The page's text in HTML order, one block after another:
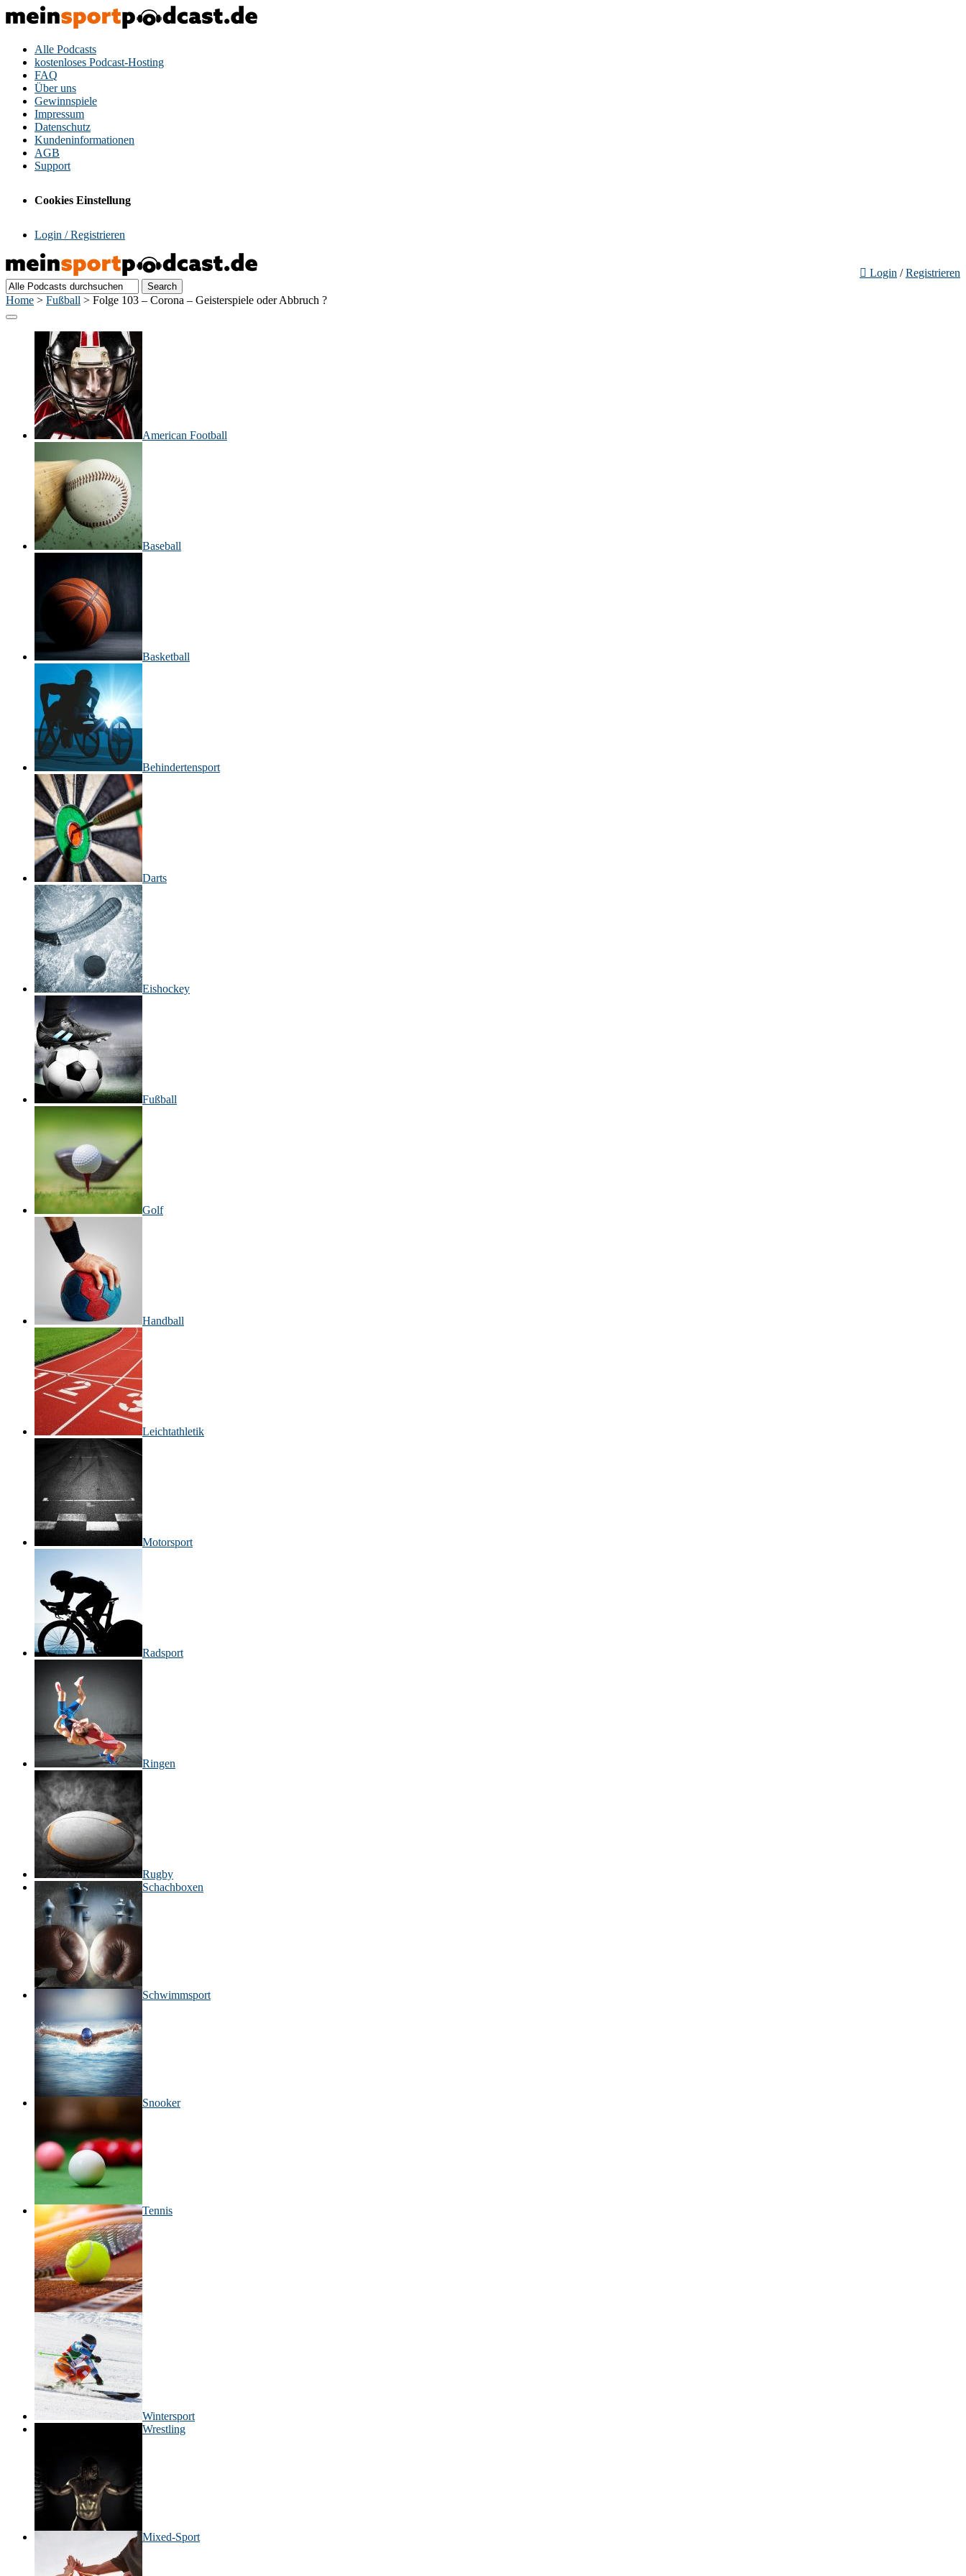
Alle Podcasts
kostenloses Podcast-Hosting
FAQ
Über uns
Gewinnspiele
Impressum
Datenschutz
Kundeninformationen
AGB
Support
Cookies Einstellung
Login / Registrieren
Login /Registrieren
Home > Fußball > Folge 103 – Corona – Geisterspiele oder Abbruch ?
American Football
Baseball
Basketball
Behinderten­sport
Darts
Eishockey
Fußball
Golf
Handball
Leichtathletik
Motorsport
Radsport
Ringen
Rugby
Schachboxen
Schwimmsport
Snooker
Tennis
Wintersport
Wrestling
Mixed-Sport